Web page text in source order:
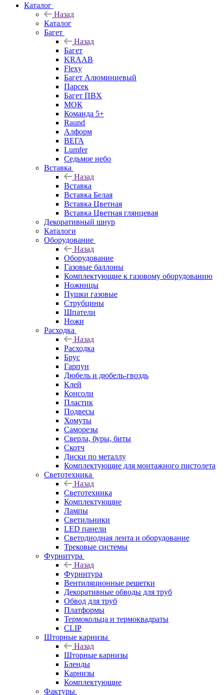
Каталог
Назад
Каталог
Багет
Назад
Багет
KRAAB
Flexy
Багет Алюминиевый
Парсек
Багет ПВХ
МОК
Команда 5+
Raund
Алформ
ВЕГА
Lumfer
Седьмое небо
Вставка
Назад
Вставка
Вставка Белая
Вставка Цветная
Вставка Цветная глянцевая
Декоративный шнур
Каталоги
Оборудование
Назад
Оборудование
Газовые баллоны
Комплектующие к газовому оборудованию
Ножницы
Пушки газовые
Струбцины
Шпатели
Ножи
Расходка
Назад
Расходка
Брус
Гарпун
Дюбель и дюбель-гвоздь
Клей
Консоли
Пластик
Подвесы
Хомуты
Саморезы
Сверла, буры, биты
Скотч
Диски по металлу
Комплектующие для монтажного пистолета
Светотехника
Назад
Светотехника
Комплектующие
Лампы
Светильники
LED панели
Светодиодная лента и оборудование
Трековые системы
Фурнитура
Назад
Фурнитура
Вентиляционные решетки
Декоративные обводы для труб
Обвод для труб
Платформы
Термокольца и термоквадраты
CLIP
Шторные карнизы
Назад
Шторные карнизы
Бленды
Карнизы
Комплектующие
Фактуры